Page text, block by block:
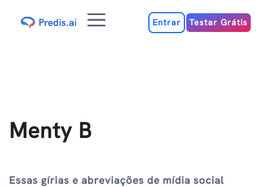
para
MenuEntrar Testar Grátis
Menty B
Essas gírias e abreviações de mídia social